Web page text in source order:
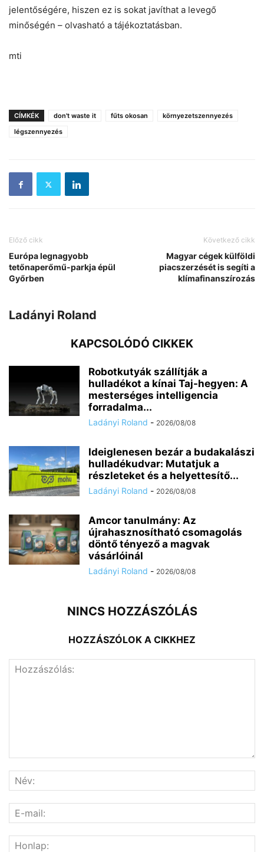
jelentőségére, hiszen ez is sokat javíthat a levegő
minőségén – olvasható a tájékoztatásban.
mti
CÍMKÉK don't waste it fűts okosan
környezetszennyezés
légszennyezés
Előző cikk
Európa legnagyobb
tetőnaperőmű-parkja épül
Győrben
Következő cikk
Magyar cégek külföldi
piacszerzését is segíti a
klímafinanszírozás
Ladányi Roland
KAPCSOLÓDÓ CIKKEK
Robotkutyák szállítják a
hulladékot a kínai Taj-hegyen: A
mesterséges intelligencia
forradalma...
Ladányi Roland - 2026/08/08
Ideiglenesen bezár a budakalászi
hulladékudvar: Mutatjuk a
részleteket és a helyettesítő...
Ladányi Roland - 2026/08/08
Amcor tanulmány: Az
újrahasznosítható csomagolás
döntő tényező a magvak
vásárlóinál
Ladányi Roland - 2026/08/08
NINCS HOZZÁSZÓLÁS
HOZZÁSZÓLOK A CIKKHEZ